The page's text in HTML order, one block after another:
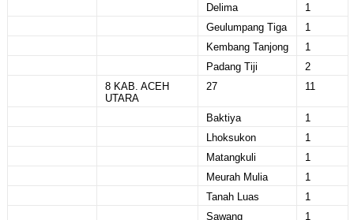
Delima
1
Geulumpang Tiga
1
Kembang Tanjong
1
Padang Tiji
2
8 KAB. ACEH
UTARA
27 11
Baktiya
1
Lhoksukon
1
Matangkuli
1
Meurah Mulia
1
Tanah Luas
1
Sawang
1